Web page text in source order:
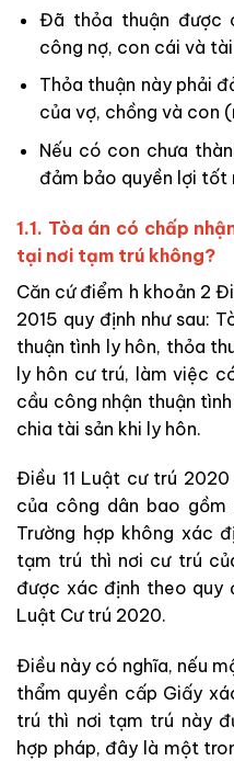
Đã thỏa thuận được
công nợ, con cái và tài
Thỏa thuận này phải
của vợ, chồng và con
Nếu có con chưa
đảm bảo quyền lợi tốt
1.1. Tòa án có chấp
tại nơi tạm trú không?
Căn cứ điểm h khoản 2
2015 quy định như sau:
thuận tình ly hôn, thỏa
ly hôn cư trú, làm việc
cầu công nhận thuận
chia tài sản khi ly hôn.
Điều 11 Luật cư trú
của công dân bao
Trường hợp không xác
tạm trú thì nơi cư trú
được xác định theo quy
Luật Cư trú 2020.
Điều này có nghĩa, nếu
thẩm quyền cấp Giấy
trú thì nơi tạm trú này
hợp pháp, đây là một